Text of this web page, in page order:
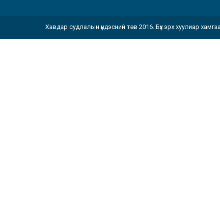
Хавдар судлалын үндэсний төв 2016. Бүх эрх хуулиар